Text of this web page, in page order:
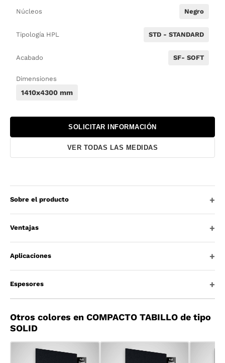
Núcleos Negro
Tipología HPL STD - STANDARD
Acabado SF- SOFT
Dimensiones
1410x4300 mm
SOLICITAR INFORMACIÓN
VER TODAS LAS MEDIDAS
Sobre el producto
Ventajas
Aplicaciones
Espesores
Otros colores en COMPACTO TABILLO de tipo
SOLID